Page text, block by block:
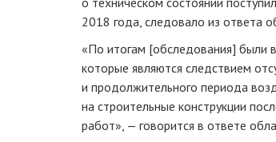
2018 года, следовало из ответа
«По итогам [обследования] были
которые являются следствием
и продолжительного периода
на строительные конструкции
работ», — говорится в ответе